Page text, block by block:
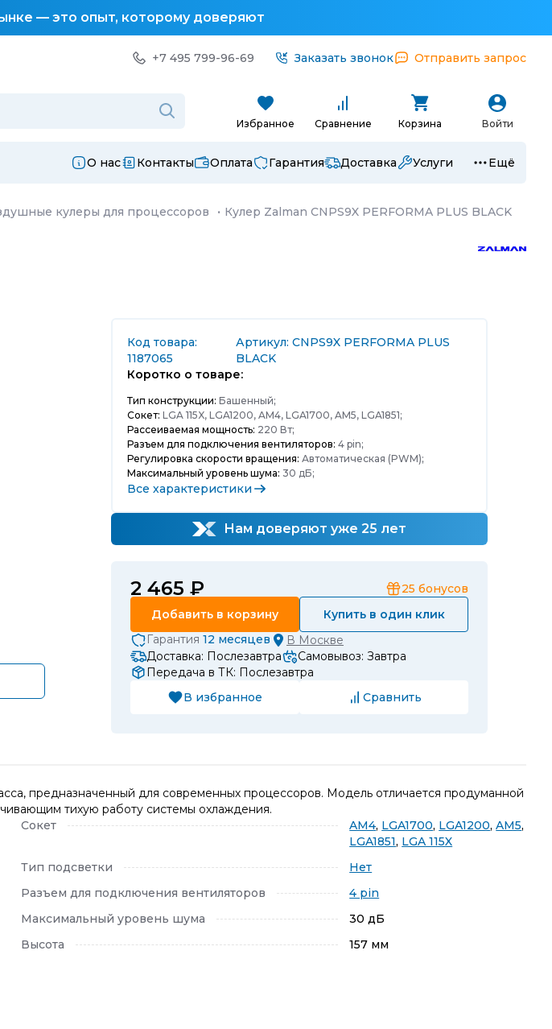
— это опыт, которому доверяют
+7 495 799-96-69 Заказать звонок Отправить запрос
Избранное Сравнение Корзина Войти
О нас Контакты Оплата Гарантия Доставка Услуги Ещё
кулеры для процессоров · Кулер Zalman CNPS9X PERFORMA PLUS BLACK
Код товара:
1187065
Артикул: CNPS9X PERFORMA PLUS
BLACK
Коротко о товаре:
Тип конструкции: Башенный;
Сокет: LGA 115X, LGA1200, AM4, LGA1700, AM5, LGA1851;
Рассеиваемая мощность: 220 Вт;
Разъем для подключения вентиляторов: 4 pin;
Регулировка скорости вращения: Автоматическая (PWM);
Максимальный уровень шума: 30 дБ;
Все характеристики
Нам доверяют уже 25 лет
2 465 ₽ 25 бонусов
Добавить в корзину
Купить в один клик
Гарантия 12 месяцев В Москве
Доставка: Послезавтра
Самовывоз: Завтра
Передача в ТК: Послезавтра
В избранное
Сравнить
предназначенный для современных процессоров. Модель отличается продуманной
тихую работу системы охлаждения.
Сокет AM4, LGA1700, LGA1200,AM5,
LGA1851, LGA 115X
Тип подсветки
Нет
Разъем для подключения вентиляторов
4 pin
Максимальный уровень шума
30 дБ
Высота
157 мм